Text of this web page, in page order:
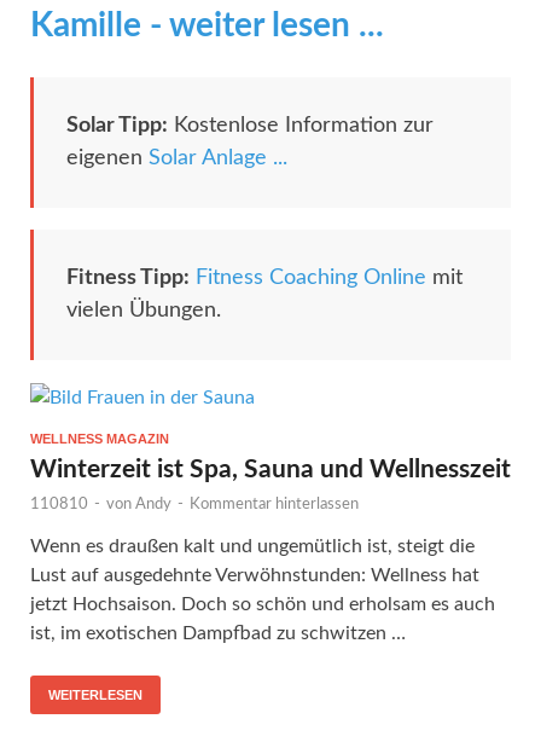
Kamille - weiter lesen ...
Solar Tipp: Kostenlose Information zur
eigenen Solar Anlage ...
Fitness Tipp: Fitness Coaching Online mit
vielen Übungen.
WELLNESS MAGAZIN
Winterzeit ist Spa, Sauna und Wellnesszeit
110810 - von Andy - Kommentar hinterlassen
Wenn es draußen kalt und ungemütlich ist, steigt die
Lust auf ausgedehnte Verwöhnstunden: Wellness hat
jetzt Hochsaison. Doch so schön und erholsam es auch
ist, im exotischen Dampfbad zu schwitzen …
WEITERLESEN